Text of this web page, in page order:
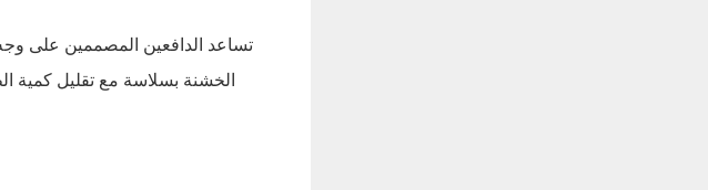
تساعد الدافعين المصممين على
الخشنة بسلاسة مع تقليل كمية